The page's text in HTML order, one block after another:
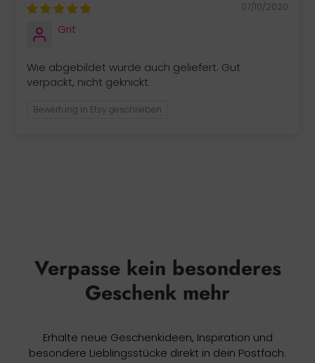
07/10/2020
Grit
Wie abgebildet wurde auch geliefert. Gut
verpackt, nicht geknickt.
Bewertung in Etsy geschrieben
Verpasse kein besonderes
Geschenk mehr
Erhalte neue Geschenkideen, Inspiration und
besondere Lieblingsstücke direkt in dein Postfach.